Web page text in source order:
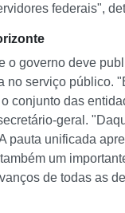
federais",
o governo deve
no serviço público.
conjunto das
geral.
pauta unificada
um
de todas as